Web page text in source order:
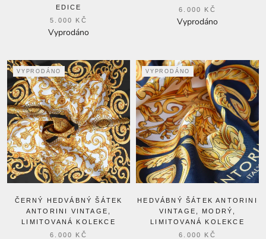
EDICE
5.000 KČ
Vyprodáno
6.000 KČ
Vyprodáno
VYPRODÁNO
ČERNÝ HEDVÁBNÝ ŠÁTEK
ANTORINI VINTAGE,
LIMITOVANÁ KOLEKCE
6.000 KČ
VYPRODÁNO
HEDVÁBNÝ ŠÁTEK ANTORINI
VINTAGE, MODRÝ,
LIMITOVANÁ KOLEKCE
6.000 KČ